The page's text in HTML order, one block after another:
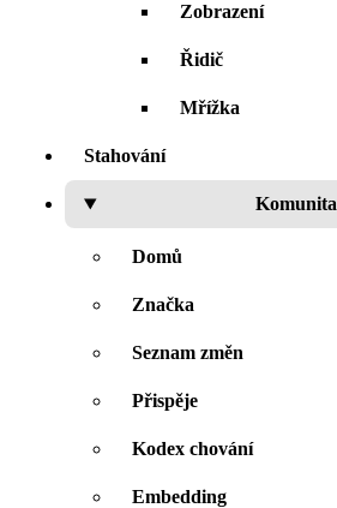
Zobrazení
Řidič
Mřížka
Stahování
Komunita
Domů
Značka
Seznam změn
Přispěje
Kodex chování
Embedding